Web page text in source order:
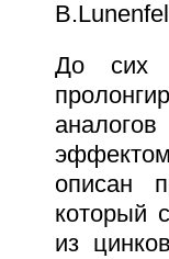
До сих
описан
который
из